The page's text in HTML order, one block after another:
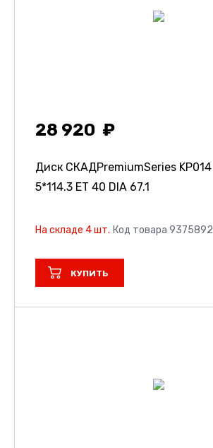
28 920
Диск СКАДPremiumSeries KP014
5*114.3 ET 40 DIA 67.1
На складе 4 шт. Код товара 9375892
КУПИТЬ